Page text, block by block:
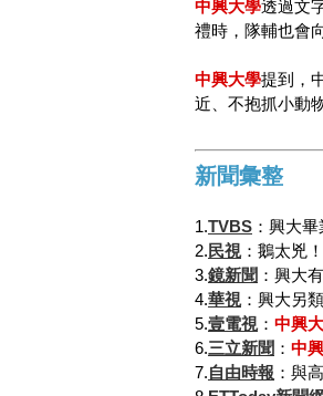
中興大學透過文
禮時，隊輔也會
中興大學提到，
近、不抱抓小動
新聞彙整
1.TVBS ：興大
2. 民視 ：鵝太兇
3.鏡新聞 ：興大
4.華視 ：興大另
5.壹電視 ： 中興
6.三立新聞 ： 中
7.自由時報 ：與